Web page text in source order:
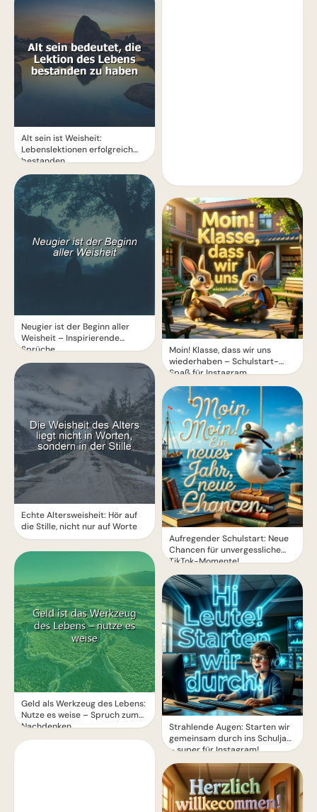
Alt sein ist Weisheit:
Lebenslektionen erfolgreich
bestanden
Neugier ist der Beginn aller
Weisheit – Inspirierende
Sprüche
Echte Altersweisheit: Hör auf
die Stille, nicht nur auf Worte
Geld als Werkzeug des Lebens:
Nutze es weise – Spruch zum
Nachdenken
Moin! Klasse, dass wir uns
wiederhaben – Schulstart-
Spaß für Instagram
Aufregender Schulstart: Neue
Chancen für unvergessliche
TikTok-Momente!
Strahlende Augen: Starten wir
gemeinsam durch ins Schuljahr
– super für Instagram!